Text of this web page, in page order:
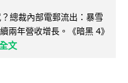
總裁內部電郵流出：暴雪
兩年營收增長。《暗黑 4》
文